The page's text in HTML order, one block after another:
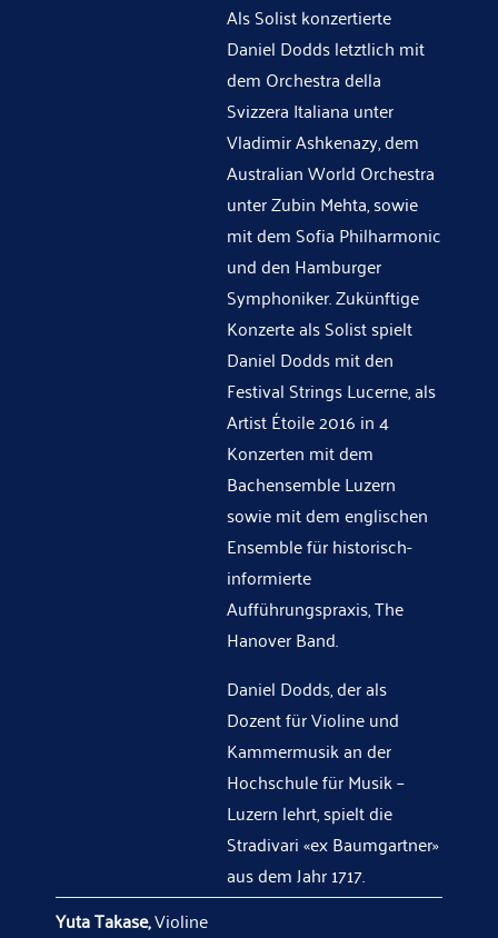
Als Solist konzertierte
Daniel Dodds letztlich mit
dem Orchestra della
Svizzera Italiana unter
Vladimir Ashkenazy, dem
Australian World Orchestra
unter Zubin Mehta, sowie
mit dem Sofia Philharmonic
und den Hamburger
Symphoniker. Zukünftige
Konzerte als Solist spielt
Daniel Dodds mit den
Festival Strings Lucerne, als
Artist Étoile 2016 in 4
Konzerten mit dem
Bachensemble Luzern
sowie mit dem englischen
Ensemble für historisch-
informierte
Aufführungspraxis, The
Hanover Band.
Daniel Dodds, der als
Dozent für Violine und
Kammermusik an der
Hochschule für Musik –
Luzern lehrt, spielt die
Stradivari «ex Baumgartner»
aus dem Jahr 1717.
Yuta Takase,Violine